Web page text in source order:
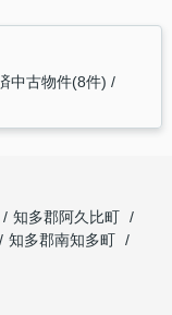
中古物件(8件)
知多郡阿久比町
知多郡南知多町